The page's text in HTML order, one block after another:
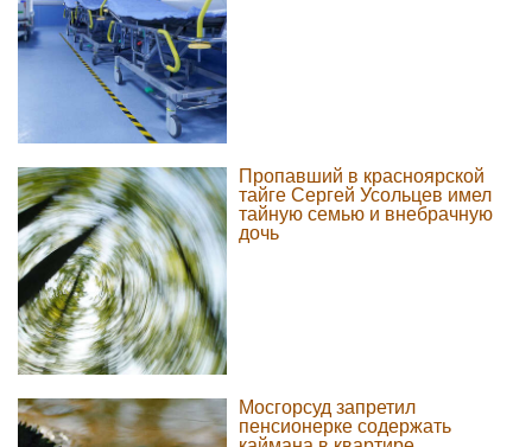
Пропавший в красноярской
тайге Сергей Усольцев имел
тайную семью и внебрачную
дочь
Мосгорсуд запретил
пенсионерке содержать